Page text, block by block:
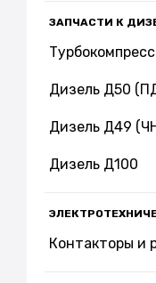
ЗАПЧАСТИ К
Дизель Д50
Дизель Д49
Дизель Д100
Контакторы и